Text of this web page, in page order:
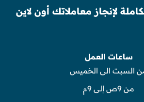
لإنجاز معاملاتك أون لاين
ساعات العمل
السبت الى الخميس
من 9ص إلى 9م